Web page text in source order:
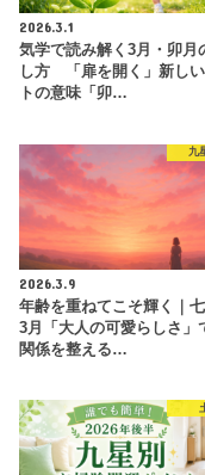
2026.3.1
気学で読み解く3月・卯月
し方 「扉を開く」新し
トの意味「卯…
九
2026.3.9
年齢を重ねてこそ輝く｜
3月「大人の可愛らしさ」
関係を整える…